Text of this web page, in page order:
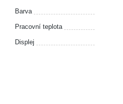
Barva
Pracovní teplota
Displej